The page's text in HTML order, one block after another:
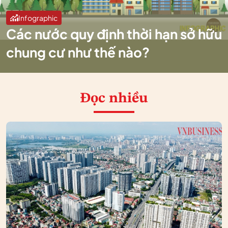
Infographic
Các nước quy định thời hạn sở hữu
chung cư như thế nào?
Đọc nhiều